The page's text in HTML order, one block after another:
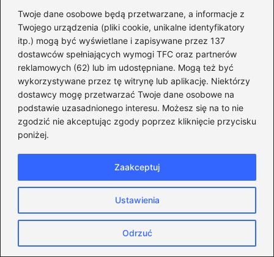
Twoje dane osobowe będą przetwarzane, a informacje z
Twojego urządzenia (pliki cookie, unikalne identyfikatory
itp.) mogą być wyświetlane i zapisywane przez 137
dostawców spełniających wymogi TFC oraz partnerów
reklamowych (62) lub im udostępniane. Mogą też być
wykorzystywane przez tę witrynę lub aplikację. Niektórzy
dostawcy mogę przetwarzać Twoje dane osobowe na
podstawie uzasadnionego interesu. Możesz się na to nie
zgodzić nie akceptując zgody poprzez kliknięcie przycisku
poniżej.
Ustawienia
Odrzuć
Zaakceptuj
wyrażać swoje niezadowolenie, co nie
przekłada się na konkretne działania prawne.
Powiązane wpisy:
Wybory prezydenta i posłów w Polsce:
Kluczowe różnice co 5 i 4 lata
Ile naprawdę zarabia prezydent RP? Oto
zaskakujące szczegóły jego
wynagrodzenia!
Ile lat Andrzej Duda rządzi Polską? Oto
zaskakujące fakty o jego kadencji
Kiedy wybieramy prezydenta? Oto
kluczowe daty i szczegóły wyborów,
które musisz znać